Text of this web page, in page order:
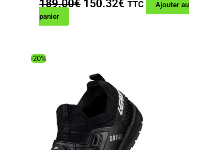
189.00€ Le
150.32€ Le
TTC
Ajouter au
panier
-20%